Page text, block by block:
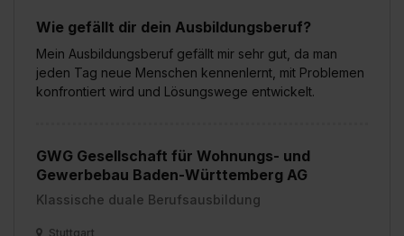
Wie gefällt dir dein Ausbildungsberuf?
Mein Ausbildungsberuf gefällt mir sehr gut, da man
jeden Tag neue Menschen kennenlernt, mit Problemen
konfrontiert wird und Lösungswege entwickelt.
GWG Gesellschaft für Wohnungs- und
Gewerbebau Baden-Württemberg AG
Klassische duale Berufsausbildung
Stuttgart